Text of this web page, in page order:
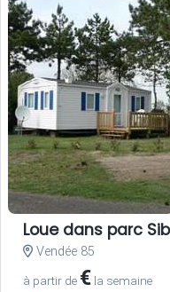
Loue dans parc
Vendée 85
à partir de € la semaine